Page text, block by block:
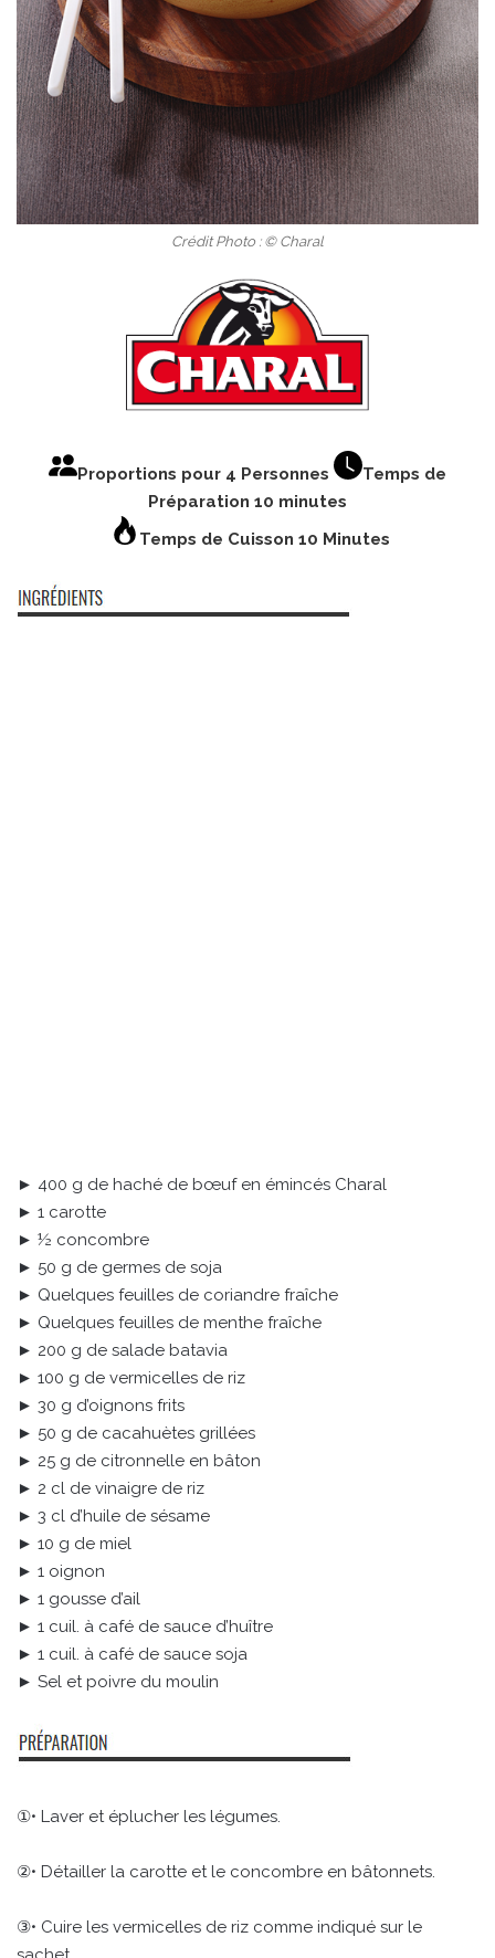
Crédit Photo : © Charal
Proportions pour 4 Personnes
Temps de
Préparation 10 minutes
Temps de Cuisson 10 Minutes
► 400 g de haché de bœuf en émincés Charal
► 1 carotte
► ½ concombre
► 50 g de germes de soja
► Quelques feuilles de coriandre fraîche
► Quelques feuilles de menthe fraîche
► 200 g de salade batavia
► 100 g de vermicelles de riz
► 30 g d’oignons frits
► 50 g de cacahuètes grillées
► 25 g de citronnelle en bâton
► 2 cl de vinaigre de riz
► 3 cl d’huile de sésame
► 10 g de miel
► 1 oignon
► 1 gousse d’ail
► 1 cuil. à café de sauce d’huître
► 1 cuil. à café de sauce soja
► Sel et poivre du moulin
①• Laver et éplucher les légumes.
②• Détailler la carotte et le concombre en bâtonnets.
③• Cuire les vermicelles de riz comme indiqué sur le